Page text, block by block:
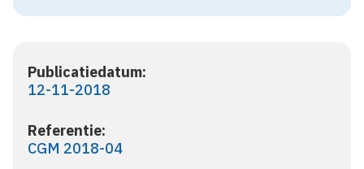
Publicatiedatum:
12-11-2018
Referentie:
CGM 2018-04